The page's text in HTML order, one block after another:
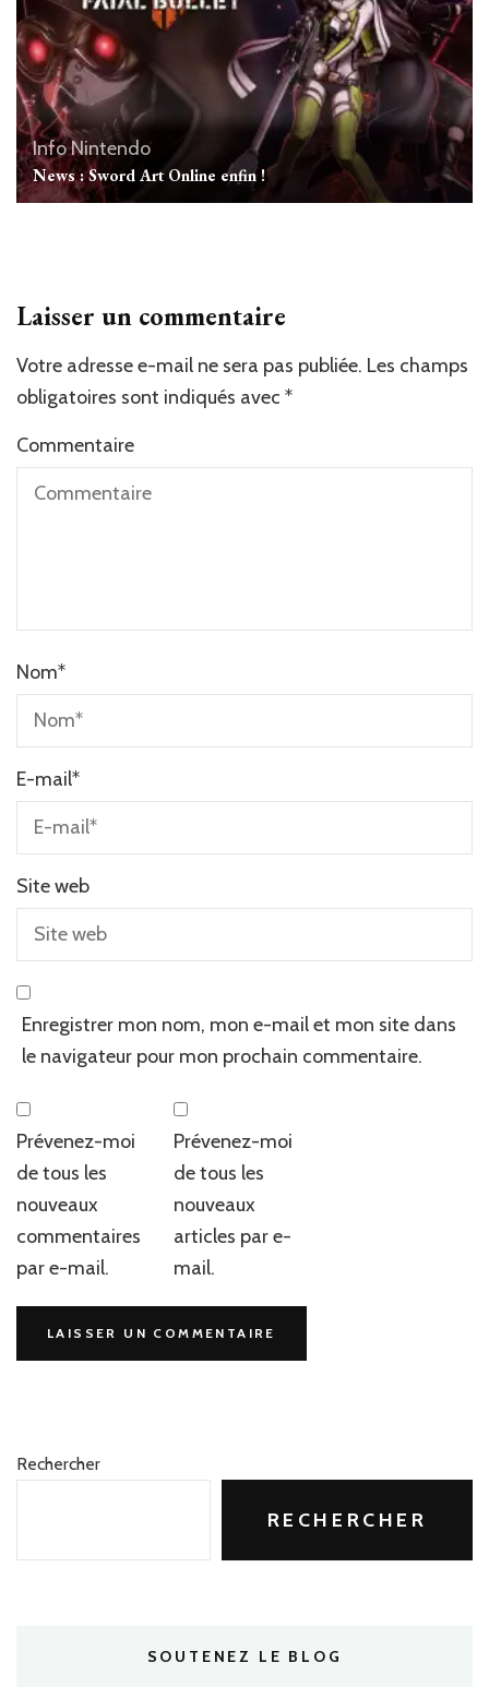
Info Nintendo
News : Sword Art Online enfin !
Laisser un commentaire
Votre adresse e-mail ne sera pas publiée. Les champs
obligatoires sont indiqués avec *
Commentaire
Nom*
E-mail*
Site web
Enregistrer mon nom, mon e-mail et mon site dans
le navigateur pour mon prochain commentaire.
Prévenez-moi
de tous les
nouveaux
commentaires
par e-mail.
Prévenez-moi
de tous les
nouveaux
articles par e-
mail.
Rechercher
RECHERCHER
SOUTENEZ LE BLOG